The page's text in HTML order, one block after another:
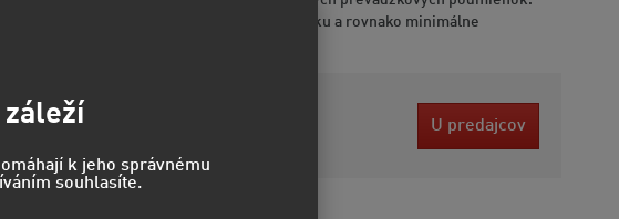
Spoľahlivé mazanie, optimálna redukcia hluku a rovnako minimálne
856 EUR U predajcov
záleží
k jeho správnému
souhlasíte.